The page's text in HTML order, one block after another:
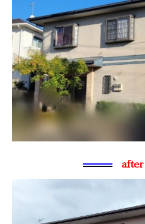
after